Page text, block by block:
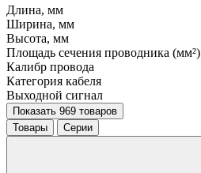
Длина, мм
Ширина, мм
Высота, мм
Площадь сечения проводника (мм²)
Калибр провода
Категория кабеля
Выходной сигнал
Показать 969 товаров
Товары
Серии